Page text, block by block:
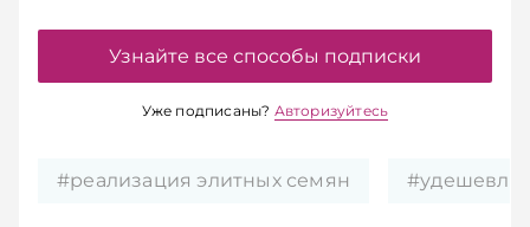
Узнайте все способы подписки
Уже подписаны? Авторизуйтесь
#реализация элитных семян